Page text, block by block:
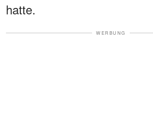
hatte.
WERBUNG